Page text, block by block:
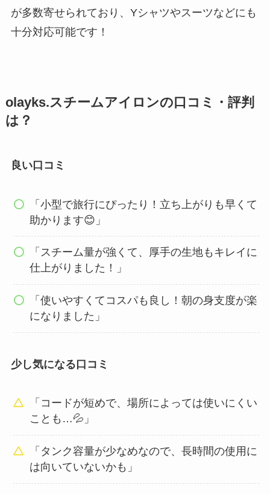
が多数寄せられており、Yシャツやスーツなどにも
十分対応可能です！
olayks.スチームアイロンの口コミ・評判
は？
良い口コミ
「小型で旅行にぴったり！立ち上がりも早くて
助かります😊」
「スチーム量が強くて、厚手の生地もキレイに
仕上がりました！」
「使いやすくてコスパも良し！朝の身支度が楽
になりました」
少し気になる口コミ
「コードが短めで、場所によっては使いにくい
ことも…💦」
「タンク容量が少なめなので、長時間の使用に
は向いていないかも」